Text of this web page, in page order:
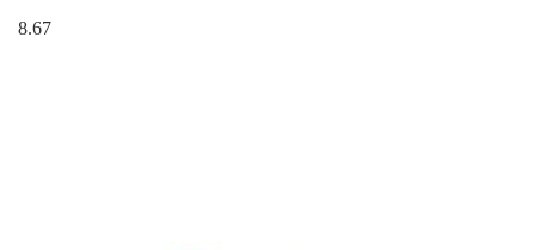
8.67